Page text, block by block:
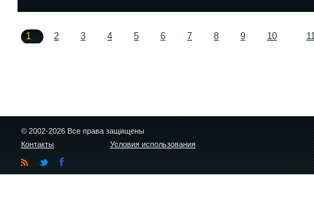
1 2 3 4 5 6 7 8 9 10
© 2002-2026 Все права защищены
Контакты
Условия использования